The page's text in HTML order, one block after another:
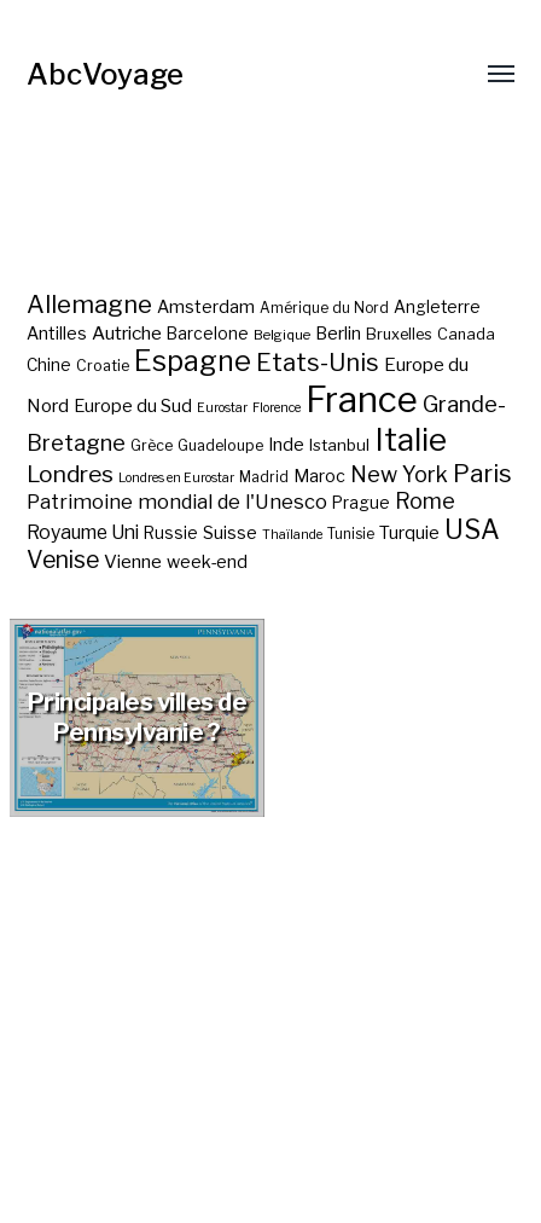
AbcVoyage
Allemagne Amsterdam Amérique du Nord Angleterre
Antilles Autriche Barcelone Belgique Berlin Bruxelles Canada
Chine Croatie Espagne Etats-Unis Europe du
Nord Europe du Sud Eurostar Florence France Grande-
Bretagne Grèce Guadeloupe Inde Istanbul Italie
Londres Londres en Eurostar Madrid Maroc New York Paris
Patrimoine mondial de l'Unesco Prague Rome
Royaume Uni Russie Suisse Thaïlande Tunisie Turquie USA
Venise Vienne week-end
Principales villes de
Pennsylvanie ?